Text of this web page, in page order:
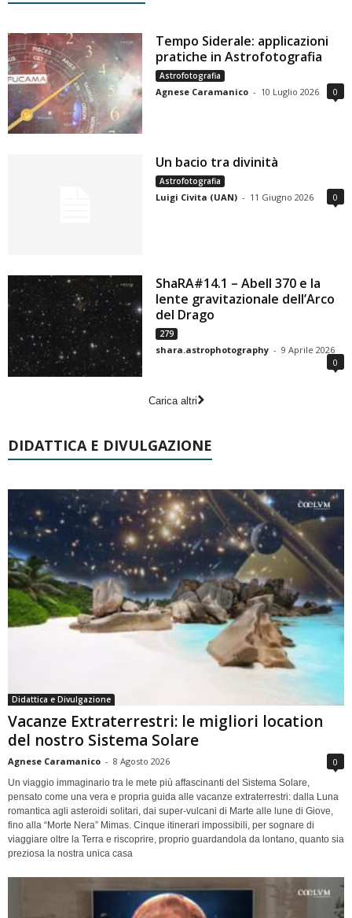
Tempo Siderale: applicazioni
pratiche in Astrofotografia
Astrofotografia
Agnese Caramanico - 10 Luglio 2026 0
Un bacio tra divinità
Astrofotografia
Luigi Civita (UAN) - 11 Giugno 2026 0
ShaRA#14.1 – Abell 370 e la
lente gravitazionale dell’Arco
del Drago
279
shara.astrophotography - 9 Aprile 2026
0
Carica altri
DIDATTICA E DIVULGAZIONE
Didattica e Divulgazione
Vacanze Extraterrestri: le migliori location
del nostro Sistema Solare
Agnese Caramanico - 8 Agosto 2026 0
Un viaggio immaginario tra le mete più affascinanti del Sistema Solare,
pensato come una vera e propria guida alle vacanze extraterrestri: dalla Luna
romantica agli asteroidi solitari, dai super-vulcani di Marte alle lune di Giove,
fino alla “Morte Nera” Mimas. Cinque itinerari impossibili, per sognare di
viaggiare oltre la Terra e riscoprire, proprio guardandola da lontano, quanto sia
preziosa la nostra unica casa